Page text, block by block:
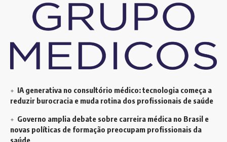
IA generativa no consultório médico: tecnologia começa a
reduzir burocracia e muda rotina dos profissionais de saúde
Governo amplia debate sobre carreira médica no Brasil e
novas políticas de formação preocupam profissionais da
saúde